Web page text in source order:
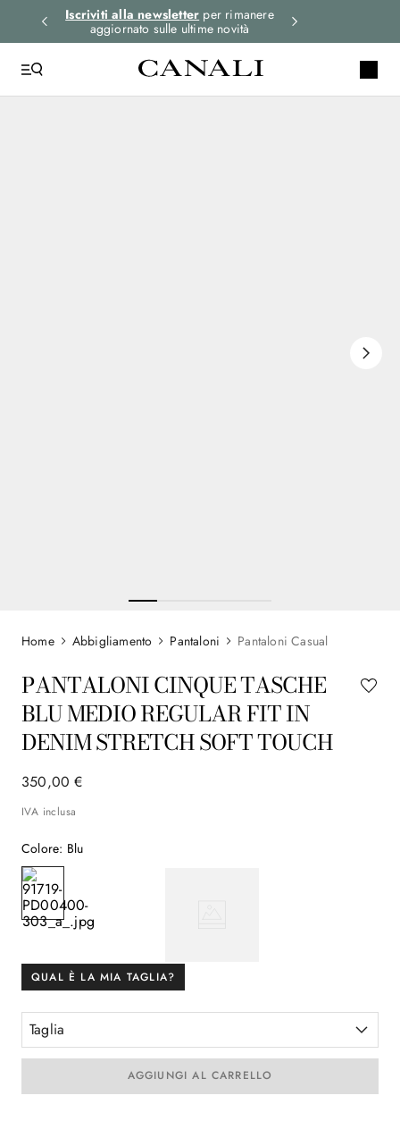
Iscriviti alla newsletter per rimanere
aggiornato sulle ultime novità
Abbigliamento Pantaloni Pantaloni Casual
PANTALONI CINQUE TASCHE
BLU MEDIO REGULAR FIT IN
DENIM STRETCH SOFT TOUCH
350,00 €
IVA inclusa
Colore: Blu
QUAL È LA MIA TAGLIA?
Taglia
AGGIUNGI AL CARRELLO